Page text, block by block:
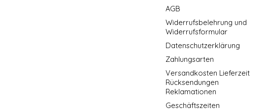
AGB
Widerrufsbelehrung und
Widerrufsformular
Datenschutzerklärung
Zahlungsarten
Versandkosten Lieferzeit
Rücksendungen
Reklamationen
Geschäftszeiten